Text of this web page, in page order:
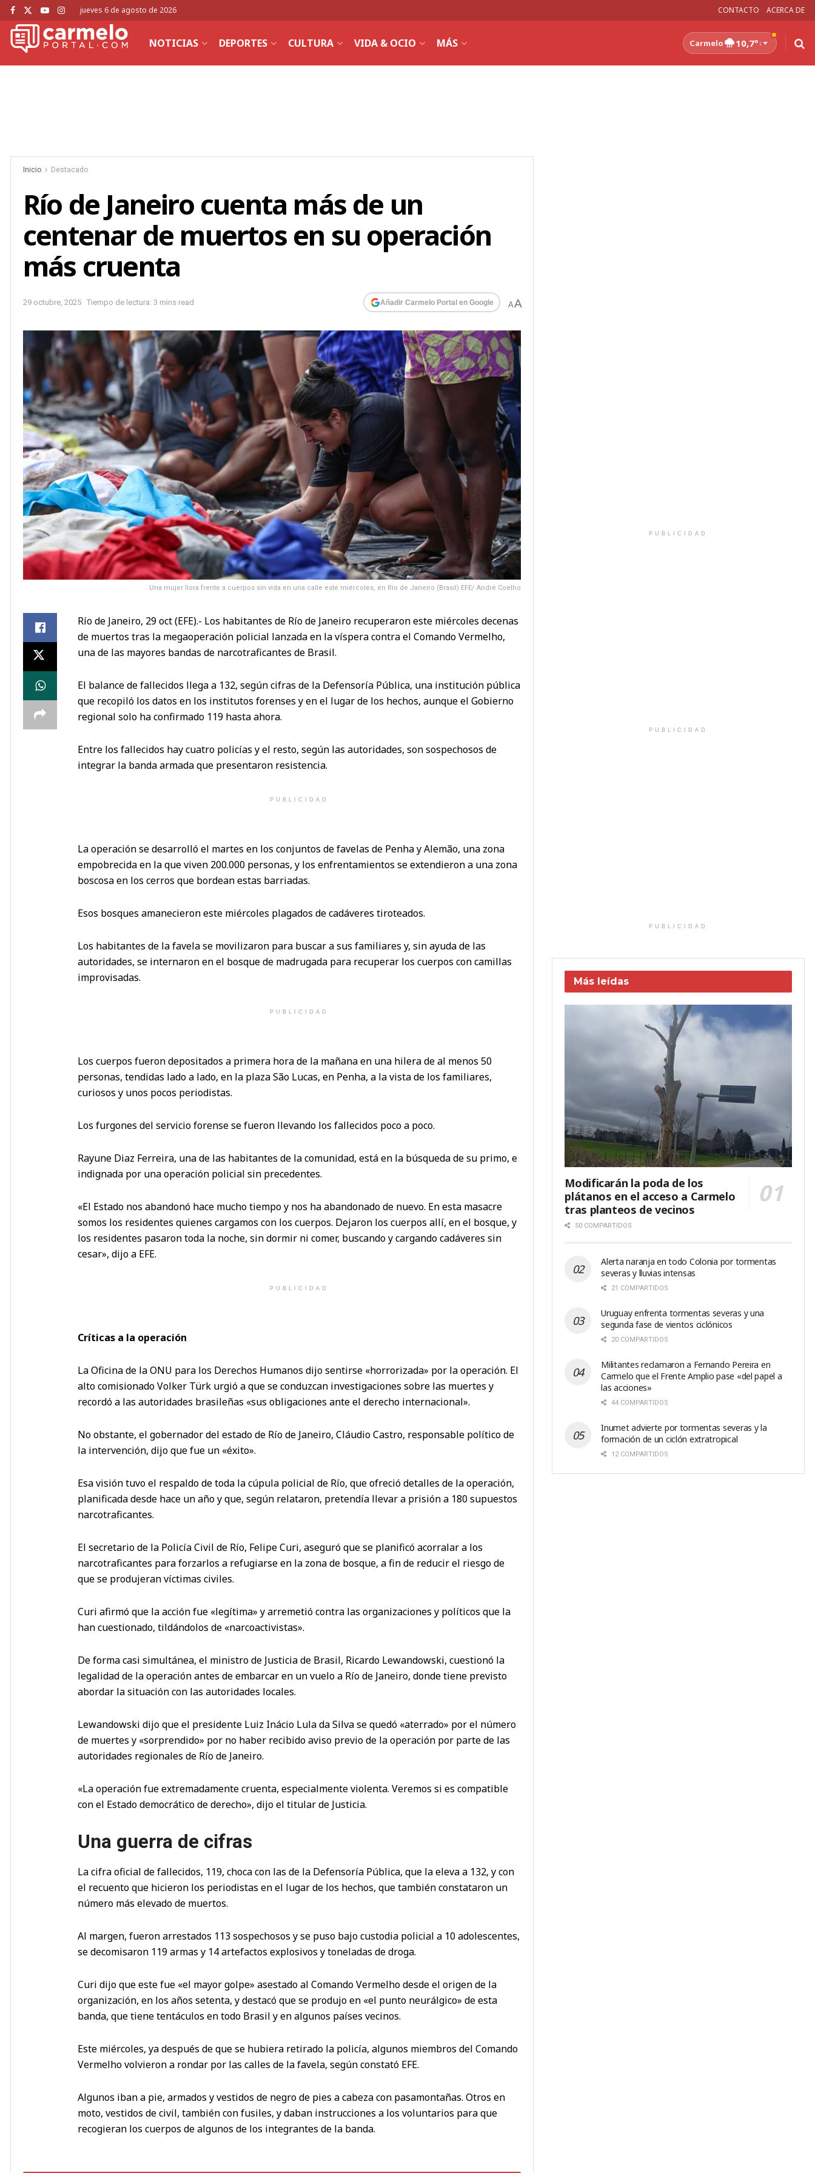
jueves 6 de agosto de 2026 CONTACTO ACERCA DE
NOTICIAS DEPORTES CULTURA VIDA & OCIO MÁS Carmelo 10,7°↓
Inicio Destacado
Río de Janeiro cuenta más de un
centenar de muertos en su operación
más cruenta
29 octubre, 2025 Tiempo de lectura: 3 mins read Añadir Carmelo Portal en Google AA
Una mujer llora frente a cuerpos sin vida en una calle este miércoles, en Río de Janeiro (Brasil).EFE/ André Coelho
Río de Janeiro, 29 oct (EFE).- Los habitantes de Río de Janeiro recuperaron este miércoles decenas
de muertos tras la megaoperación policial lanzada en la víspera contra el Comando Vermelho,
una de las mayores bandas de narcotraficantes de Brasil.
El balance de fallecidos llega a 132, según cifras de la Defensoría Pública, una institución pública
que recopiló los datos en los institutos forenses y en el lugar de los hechos, aunque el Gobierno
regional solo ha confirmado 119 hasta ahora.
Entre los fallecidos hay cuatro policías y el resto, según las autoridades, son sospechosos de
integrar la banda armada que presentaron resistencia.
PUBLICIDAD
La operación se desarrolló el martes en los conjuntos de favelas de Penha y Alemão, una zona
empobrecida en la que viven 200.000 personas, y los enfrentamientos se extendieron a una zona
boscosa en los cerros que bordean estas barriadas.
Esos bosques amanecieron este miércoles plagados de cadáveres tiroteados.
Los habitantes de la favela se movilizaron para buscar a sus familiares y, sin ayuda de las
autoridades, se internaron en el bosque de madrugada para recuperar los cuerpos con camillas
improvisadas.
PUBLICIDAD
Los cuerpos fueron depositados a primera hora de la mañana en una hilera de al menos 50
personas, tendidas lado a lado, en la plaza São Lucas, en Penha, a la vista de los familiares,
curiosos y unos pocos periodistas.
Los furgones del servicio forense se fueron llevando los fallecidos poco a poco.
Rayune Diaz Ferreira, una de las habitantes de la comunidad, está en la búsqueda de su primo, e
indignada por una operación policial sin precedentes.
«El Estado nos abandonó hace mucho tiempo y nos ha abandonado de nuevo. En esta masacre
somos los residentes quienes cargamos con los cuerpos. Dejaron los cuerpos allí, en el bosque, y
los residentes pasaron toda la noche, sin dormir ni comer, buscando y cargando cadáveres sin
cesar», dijo a EFE.
PUBLICIDAD
Críticas a la operación
La Oficina de la ONU para los Derechos Humanos dijo sentirse «horrorizada» por la operación. El
alto comisionado Volker Türk urgió a que se conduzcan investigaciones sobre las muertes y
recordó a las autoridades brasileñas «sus obligaciones ante el derecho internacional».
No obstante, el gobernador del estado de Río de Janeiro, Cláudio Castro, responsable político de
la intervención, dijo que fue un «éxito».
Esa visión tuvo el respaldo de toda la cúpula policial de Río, que ofreció detalles de la operación,
planificada desde hace un año y que, según relataron, pretendía llevar a prisión a 180 supuestos
narcotraficantes.
El secretario de la Policía Civil de Río, Felipe Curi, aseguró que se planificó acorralar a los
narcotraficantes para forzarlos a refugiarse en la zona de bosque, a fin de reducir el riesgo de
que se produjeran víctimas civiles.
Curi afirmó que la acción fue «legítima» y arremetió contra las organizaciones y políticos que la
han cuestionado, tildándolos de «narcoactivistas».
De forma casi simultánea, el ministro de Justicia de Brasil, Ricardo Lewandowski, cuestionó la
legalidad de la operación antes de embarcar en un vuelo a Río de Janeiro, donde tiene previsto
abordar la situación con las autoridades locales.
Lewandowski dijo que el presidente Luiz Inácio Lula da Silva se quedó «aterrado» por el número
de muertes y «sorprendido» por no haber recibido aviso previo de la operación por parte de las
autoridades regionales de Río de Janeiro.
«La operación fue extremadamente cruenta, especialmente violenta. Veremos si es compatible
con el Estado democrático de derecho», dijo el titular de Justicia.
Una guerra de cifras
La cifra oficial de fallecidos, 119, choca con las de la Defensoría Pública, que la eleva a 132, y con
el recuento que hicieron los periodistas en el lugar de los hechos, que también constataron un
número más elevado de muertos.
Al margen, fueron arrestados 113 sospechosos y se puso bajo custodia policial a 10 adolescentes,
se decomisaron 119 armas y 14 artefactos explosivos y toneladas de droga.
Curi dijo que este fue «el mayor golpe» asestado al Comando Vermelho desde el origen de la
organización, en los años setenta, y destacó que se produjo en «el punto neurálgico» de esta
banda, que tiene tentáculos en todo Brasil y en algunos países vecinos.
Este miércoles, ya después de que se hubiera retirado la policía, algunos miembros del Comando
Vermelho volvieron a rondar por las calles de la favela, según constató EFE.
Algunos iban a pie, armados y vestidos de negro de pies a cabeza con pasamontañas. Otros en
moto, vestidos de civil, también con fusiles, y daban instrucciones a los voluntarios para que
recogieran los cuerpos de algunos de los integrantes de la banda.
PUBLICIDAD
PUBLICIDAD
PUBLICIDAD
Más leídas
Modificarán la poda de los
plátanos en el acceso a Carmelo
tras planteos de vecinos
50 COMPARTIDOS
Alerta naranja en todo Colonia por tormentas
severas y lluvias intensas
21 COMPARTIDOS
Uruguay enfrenta tormentas severas y una
segunda fase de vientos ciclónicos
20 COMPARTIDOS
Militantes reclamaron a Fernando Pereira en
Carmelo que el Frente Amplio pase «del papel a
las acciones»
44 COMPARTIDOS
Inumet advierte por tormentas severas y la
formación de un ciclón extratropical
12 COMPARTIDOS